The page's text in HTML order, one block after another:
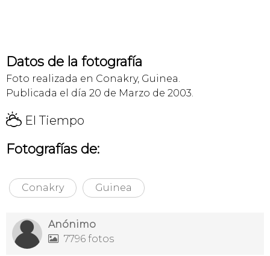
Datos de la fotografía
Foto realizada en Conakry, Guinea.
Publicada el día 20 de Marzo de 2003.
H El Tiempo
Fotografías de:
Conakry Guinea
Anónimo
 7796 fotos